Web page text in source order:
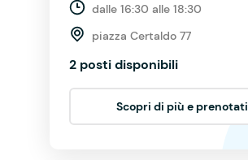
dalle 16:30 alle 18:30
piazza Certaldo 77
2 posti disponibili
Scopri di più e prenotati